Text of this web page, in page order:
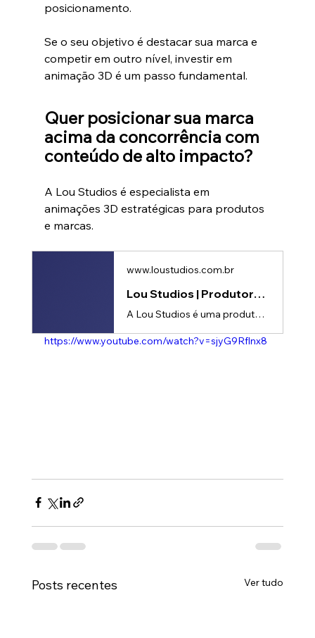
posicionamento.
Se o seu objetivo é destacar sua marca e
competir em outro nível, investir em
animação 3D é um passo fundamental.
Quer posicionar sua marca
acima da concorrência com
conteúdo de alto impacto?
A Lou Studios é especialista em
animações 3D estratégicas para produtos
e marcas.
www.loustudios.com.br
Lou Studios | Produtora de vídeos
A Lou Studios é uma produtora de vídeos, especializada em motion design, animação 2D e 3D. Temos o vídeo certo para suas redes sociais!
https://www.youtube.com/watch?v=sjyG9Rflnx8
Posts recentes Ver tudo